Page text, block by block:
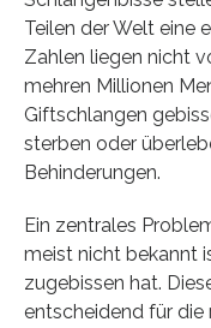
Teilen der Welt eine
Zahlen liegen nicht
mehren Millionen
Giftschlangen
sterben oder
Behinderungen.
Ein zentrales
meist nicht bekannt
zugebissen hat.
entscheidend für die